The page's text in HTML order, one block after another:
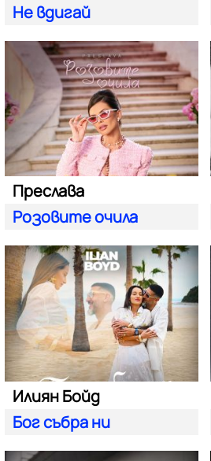
Не вдигай
Преслава
Розовите очила
Илиян Бойд
Бог събра ни